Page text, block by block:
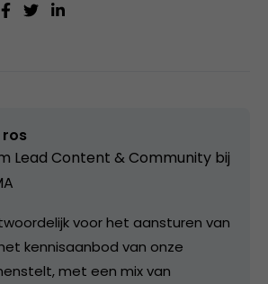
ros
Lead Content & Community bij
voor het aansturen van
kennisaanbod van onze
met een mix van